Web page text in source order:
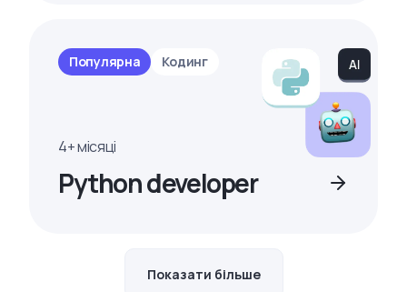
Популярна Кодинг
4+ місяці
Python developer
Показати більше